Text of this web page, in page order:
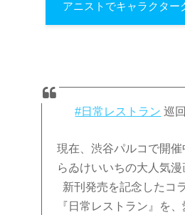
アニストでキャラクター
#日常レストラン 巡
現在、渋谷パルコで開
らゐけいいちの大人気
新刊発売を記念したコ
『日常レストラン』を